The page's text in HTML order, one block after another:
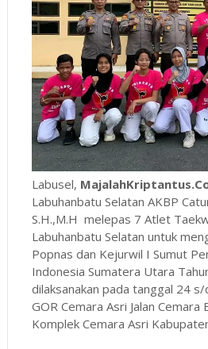
Labusel,
Labuhanbatu Selatan AKBP
S.H.,M.H melepas 7 Atlet
Labuhanbatu Selatan untuk
Popnas dan Kejurwil I Sumut
Indonesia Sumatera Utara
dilaksanakan pada tanggal 24
GOR Cemara Asri Jalan
Komplek Cemara Asri